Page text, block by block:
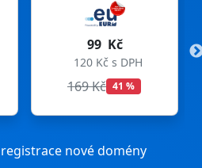
99 Kč
120 Kč s DPH
169 Kč 41 %
nové domény